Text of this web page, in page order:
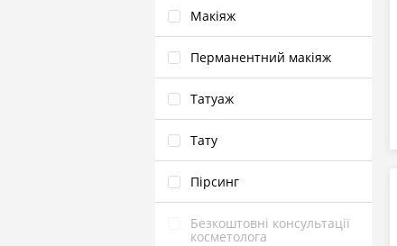
Макіяж
Перманентний макіяж
Татуаж
Тату
Пірсинг
Безкоштовні консультації
косметолога